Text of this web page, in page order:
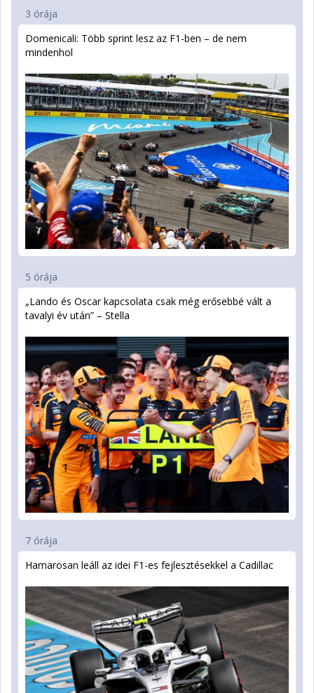
3 órája
Domenicali: Több sprint lesz az F1-ben – de nem
mindenhol
5 órája
„Lando és Oscar kapcsolata csak még erősebbé vált a
tavalyi év után” – Stella
7 órája
Hamarosan leáll az idei F1-es fejlesztésekkel a Cadillac